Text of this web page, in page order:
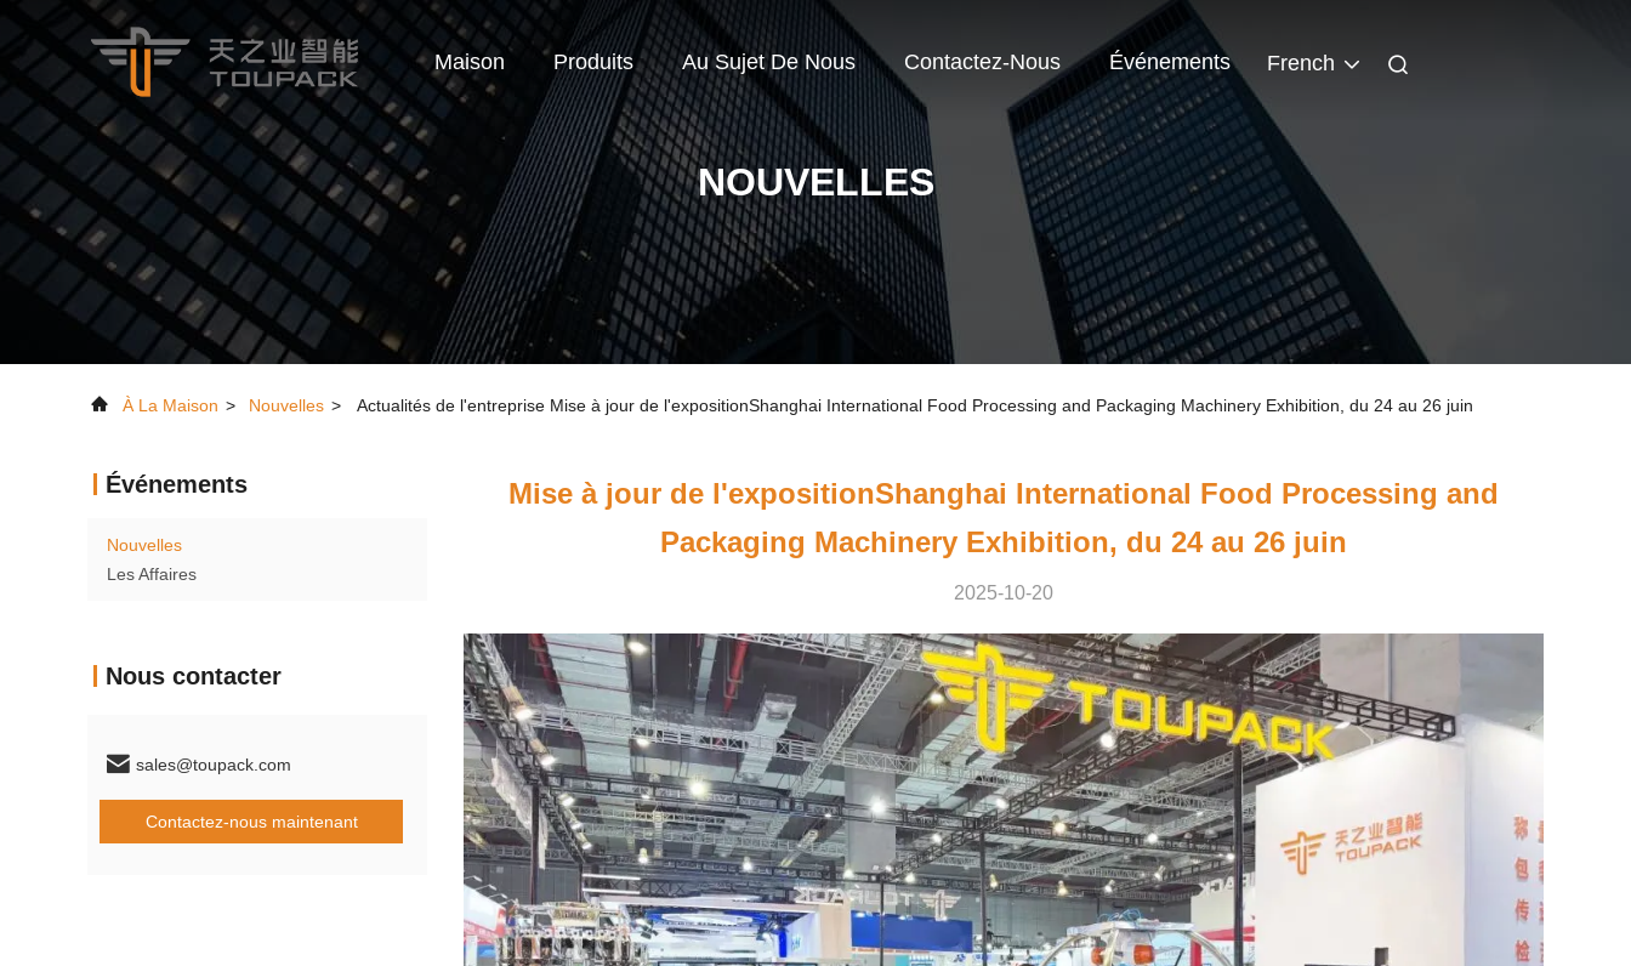
Maison Produits Au Sujet De Nous Contactez-Nous Événements French
NOUVELLES
À La Maison > Nouvelles > Actualités de l'entreprise Mise à jour de l'expositionShanghai International Food Processing and Packaging Machinery Exhibition, du 24 au 26 juin
Événements
Nouvelles
Les Affaires
Nous contacter
sales@toupack.com
Contactez-nous maintenant
Mise à jour de l'expositionShanghai International Food Processing and
Packaging Machinery Exhibition, du 24 au 26 juin
2025-10-20